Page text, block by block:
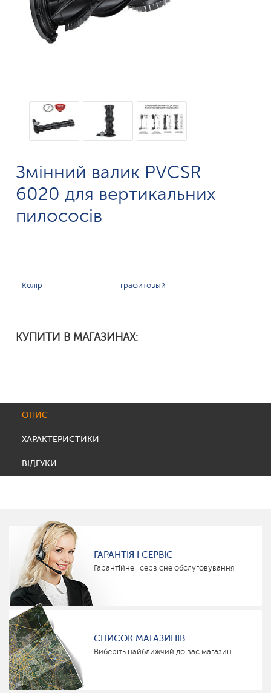
Змінний валик PVCSR
6020 для вертикальних
пилососів
Колір графитовый
КУПИТИ В МАГАЗИНАХ:
ОПИС
ХАРАКТЕРИСТИКИ
ВІДГУКИ
ГАРАНТІЯ І СЕРВІС
Гарантійне і сервісне обслуговування
СПИСОК МАГАЗИНІВ
Виберіть найближчий до вас магазин